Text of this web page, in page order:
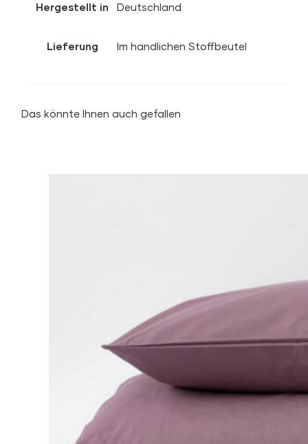
Hergestellt in Deutschland
Lieferung Im handlichen Stoffbeutel
Das könnte Ihnen auch gefallen